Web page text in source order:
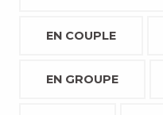
EN COUPLE
EN GROUPE